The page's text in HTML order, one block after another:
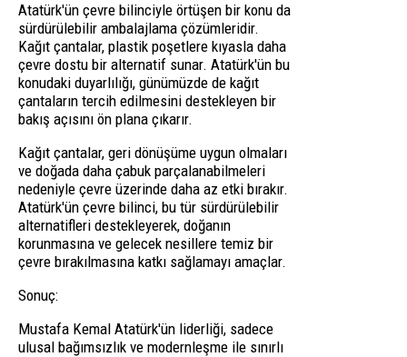
Atatürk'ün çevre bilinciyle örtüşen bir konu da
sürdürülebilir ambalajlama çözümleridir.
Kağıt çantalar, plastik poşetlere kıyasla daha
çevre dostu bir alternatif sunar. Atatürk'ün bu
konudaki duyarlılığı, günümüzde de kağıt
çantaların tercih edilmesini destekleyen bir
bakış açısını ön plana çıkarır.
Kağıt çantalar, geri dönüşüme uygun olmaları
ve doğada daha çabuk parçalanabilmeleri
nedeniyle çevre üzerinde daha az etki bırakır.
Atatürk'ün çevre bilinci, bu tür sürdürülebilir
alternatifleri destekleyerek, doğanın
korunmasına ve gelecek nesillere temiz bir
çevre bırakılmasına katkı sağlamayı amaçlar.
Sonuç:
Mustafa Kemal Atatürk'ün liderliği, sadece
ulusal bağımsızlık ve modernleşme ile sınırlı